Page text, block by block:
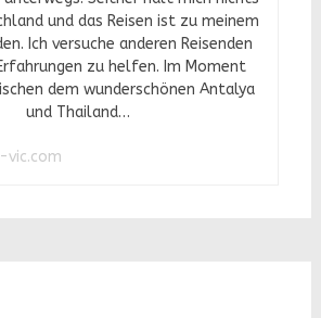
und das Reisen ist zu meinem
Ich versuche anderen Reisenden
zu helfen. Im Moment
dem wunderschönen Antalya
und Thailand…
vic.com